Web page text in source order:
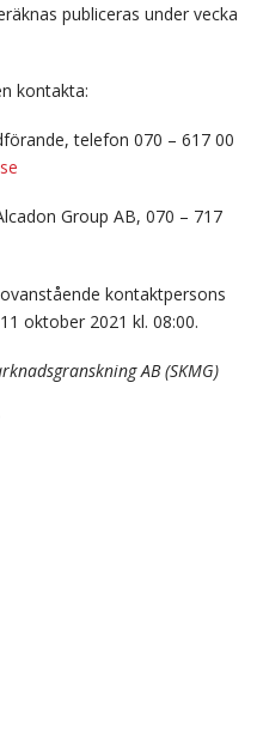
publiceras under vecka
kontakta:
telefon 070 – 617 00
Group AB, 070 – 717
kontaktpersons
oktober 2021 kl. 08:00.
AB (SKMG)